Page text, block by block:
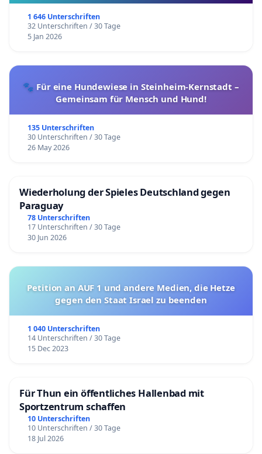
1 646 Unterschriften
32 Unterschriften / 30 Tage
5 Jan 2026
🐾 Für eine Hundewiese in Steinheim-Kernstadt –
Gemeinsam für Mensch und Hund!
135 Unterschriften
30 Unterschriften / 30 Tage
26 May 2026
Wiederholung der Spieles Deutschland gegen
Paraguay
78 Unterschriften
17 Unterschriften / 30 Tage
30 Jun 2026
Petition an AUF 1 und andere Medien, die Hetze
gegen den Staat Israel zu beenden
1 040 Unterschriften
14 Unterschriften / 30 Tage
15 Dec 2023
Für Thun ein öffentliches Hallenbad mit
Sportzentrum schaffen
10 Unterschriften
10 Unterschriften / 30 Tage
18 Jul 2026